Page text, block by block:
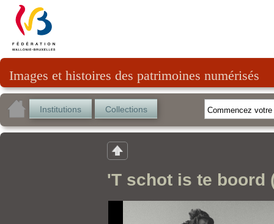
Images et histoires des patrimoines numérisés
Institutions Collections
'T schot is te boord